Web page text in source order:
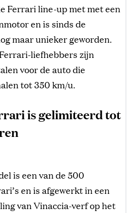
Ferrari line-up met met een
en is sinds de
maar unieker geworden.
liefhebbers zijn
voor de auto die
tot 350 km/u.
is gelimiteerd tot
is een van de 500
en is afgewerkt in een
van Vinaccia-verf op het